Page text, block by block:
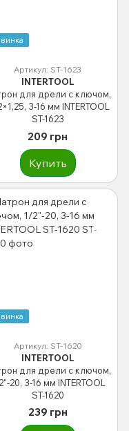
Артикул: ST-1623
INTERTOOL
для дрели с ключом,
3-16 мм INTERTOOL
ST-1623
209 грн
Купить
Артикул: ST-1620
INTERTOOL
для дрели с ключом,
20, 3-16 мм INTERTOOL
ST-1620
239 грн